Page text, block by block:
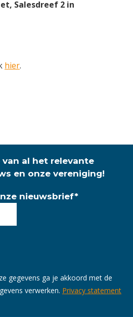
Salesdreef 2 in
hier.
al het relevante
en onze vereniging!
nieuwsbrief*
gegevens ga je akkoord met de
verwerken. Privacy statement